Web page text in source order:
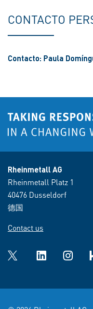
CONTACTO
Contacto: Paula
Rheinmetall AG
Rheinmetall Platz 1
40476 Dusseldorf
德国
Contact us
Twitter LinkedIn